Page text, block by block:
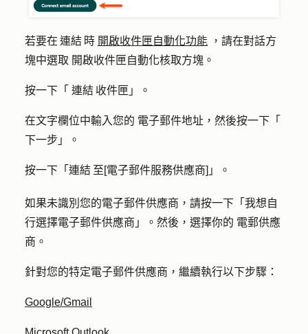
若要在 連結 時 開啟收件匣自動化功能 ，請在對話方
塊中選取 開啟收件匣自動化核取方塊。
按一下「 連結 收件匣」。
在文字欄位中輸入您的 電子郵件地址 ，然後按一下「
下一步 」。
按一下「 連結 至[電子郵件服務供應商]」 。
如果未識別您的電子郵件供應商，請按一下「 我想自
行選擇電子郵件供應商 」 。然後，選擇你的 電郵供應
商 。
針對您的特定電子郵件供應商，繼續執行以下步驟：
Google/Gmail